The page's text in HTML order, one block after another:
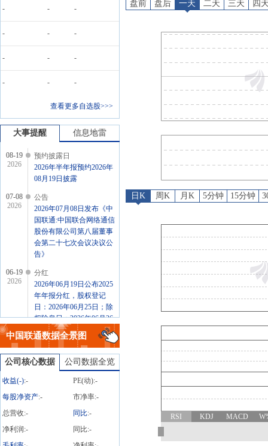
- - -
- - -
- - -
- - -
查看更多自选股>>>
大事提醒 信息地雷
08-19
2026
预约披露日
2026年半年报预约2026年
08月19日披露
07-08
2026
公告
2026年07月08日发布《中
国联通:中国联合网络通信
股份有限公司第八届董事
会第二十七次会议决议公
告》
06-19
2026
分红
2026年06月19日公布2025
年年报分红，股权登记
日：2026年06月25日；除
权除息日：2026年06月26
日；分配方案：10派0.523
元(含税,扣税后0.4707元)
[正式]
2026
2026年06月19日发布《中
国联通:中国联合网络通信
末期现金红利实施公告》
中国联通数据全景图
公司核心数据 公司数据全览
收益(-):- PE(动):-
每股净资产:- 市净率:-
总营收:- 同比:-
净利润:- 同比:-
股东大会
公告：2026年05月14日发布《中国联
研报：2026年04月23日发布
预约披露日：2026年半年报预
公告：2026年07月08日发布《中国联
公告：2026年06月19日发布《中国
盘前 盘后 一天 二天 三天 四
日K 周K 月K 5分钟 15分钟
RSI KDJ MACD